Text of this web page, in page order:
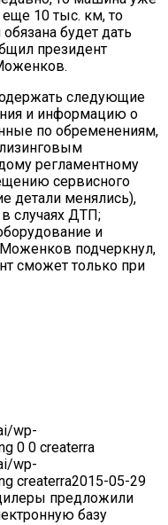
10 тыс. км, то
будет дать
президент
следующие
и информацию о
по обременениям,
регламентному
сервисного
детали менялись),
случаях ДТП;
и
Моженков подчеркнул,
сможет только при
wp-
0 0 createrra
wp-
createrra2015-05-29
предложили
базу